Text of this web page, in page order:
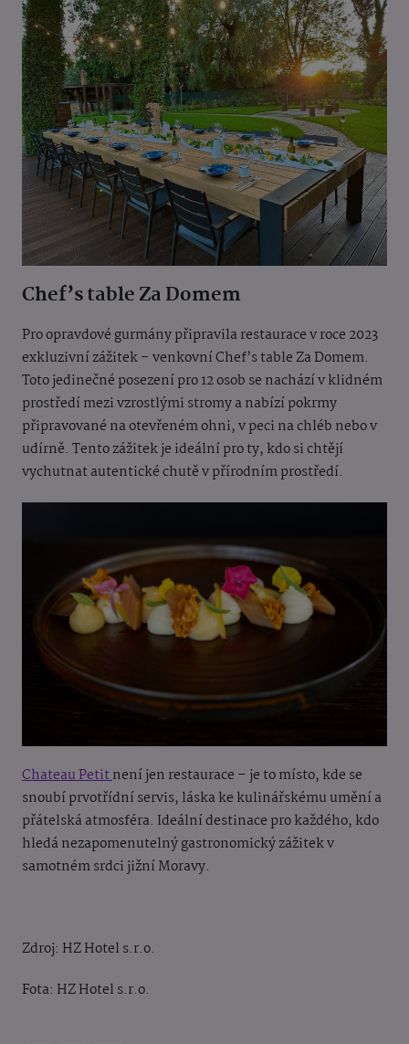
Chef’s table Za Domem
Pro opravdové gurmány připravila restaurace v roce 2023
exkluzivní zážitek – venkovní Chef’s table Za Domem.
Toto jedinečné posezení pro 12 osob se nachází v klidném
prostředí mezi vzrostlými stromy a nabízí pokrmy
připravované na otevřeném ohni, v peci na chléb nebo v
udírně. Tento zážitek je ideální pro ty, kdo si chtějí
vychutnat autentické chutě v přírodním prostředí.
Chateau Petitnení jen restaurace – je to místo, kde se
snoubí prvotřídní servis, láska ke kulinářskému umění a
přátelská atmosféra. Ideální destinace pro každého, kdo
hledá nezapomenutelný gastronomický zážitek v
samotném srdci jižní Moravy.
Zdroj: HZ Hotel s.r.o.
Fota: HZ Hotel s.r.o.